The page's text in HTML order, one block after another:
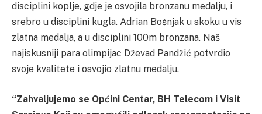
disciplini koplje, gdje je osvojila bronzanu medalju, i
srebro u disciplini kugla. Adrian Bošnjak u skoku u vis
zlatna medalja, a u disciplini 100m bronzana. Naš
najiskusniji para olimpijac Dževad Pandžić potvrdio
svoje kvalitete i osvojio zlatnu medalju.
“Zahvaljujemo se Općini Centar, BH Telecom i Visit